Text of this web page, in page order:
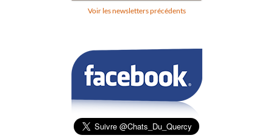
Voir les newsletters précédents